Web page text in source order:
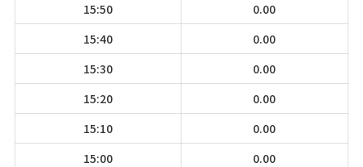
15:50
0.00
15:40
0.00
15:30
0.00
15:20
0.00
15:10
0.00
15:00
0.00